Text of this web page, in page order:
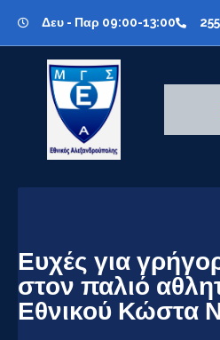
Δευ - Παρ 09:00-13:00
Ευχές για
στον παλιό
Εθνικού Κώστα